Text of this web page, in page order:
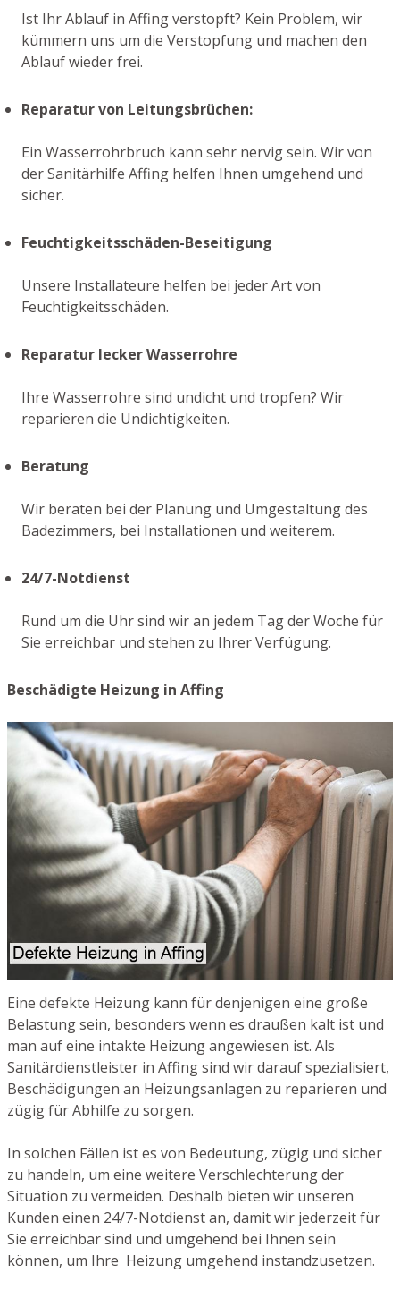
Ist Ihr Ablauf in Affing verstopft? Kein Problem, wir
kümmern uns um die Verstopfung und machen den
Ablauf wieder frei.
Reparatur von Leitungsbrüchen:
Ein Wasserrohrbruch kann sehr nervig sein. Wir von
der Sanitärhilfe Affing helfen Ihnen umgehend und
sicher.
Feuchtigkeitsschäden-Beseitigung
Unsere Installateure helfen bei jeder Art von
Feuchtigkeitsschäden.
Reparatur lecker Wasserrohre
Ihre Wasserrohre sind undicht und tropfen? Wir
reparieren die Undichtigkeiten.
Beratung
Wir beraten bei der Planung und Umgestaltung des
Badezimmers, bei Installationen und weiterem.
24/7-Notdienst
Rund um die Uhr sind wir an jedem Tag der Woche für
Sie erreichbar und stehen zu Ihrer Verfügung.
Beschädigte Heizung in Affing
Eine defekte Heizung kann für denjenigen eine große
Belastung sein, besonders wenn es draußen kalt ist und
man auf eine intakte Heizung angewiesen ist. Als
Sanitärdienstleister in Affing sind wir darauf spezialisiert,
Beschädigungen an Heizungsanlagen zu reparieren und
zügig für Abhilfe zu sorgen.
In solchen Fällen ist es von Bedeutung, zügig und sicher
zu handeln, um eine weitere Verschlechterung der
Situation zu vermeiden. Deshalb bieten wir unseren
Kunden einen 24/7-Notdienst an, damit wir jederzeit für
Sie erreichbar sind und umgehend bei Ihnen sein
können, um Ihre Heizung umgehend instandzusetzen.